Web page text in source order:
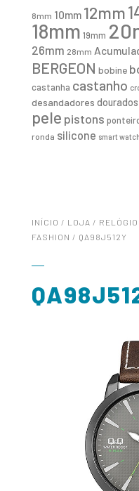
8mm 10mm 12mm
18mm 19mm
26mm 28mm
BERGEON bobine
castanha castanho
desandadores dourados
pele pistons
ronda silicone smart watch
INÍCIO / LOJA /
FASHION / QA98J512Y